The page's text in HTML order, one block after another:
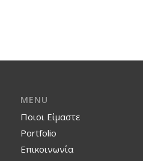
MENU
Ποιοι Είμαστε
Portfolio
Επικοινωνία